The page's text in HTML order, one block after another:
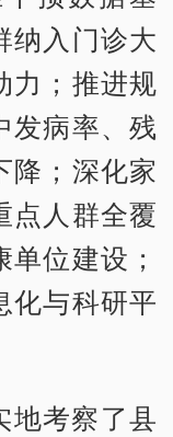
纳入门诊大
力；推进规
发病率、残
降；深化家
点人群全覆
位建设；
化与科研平
地考察了县